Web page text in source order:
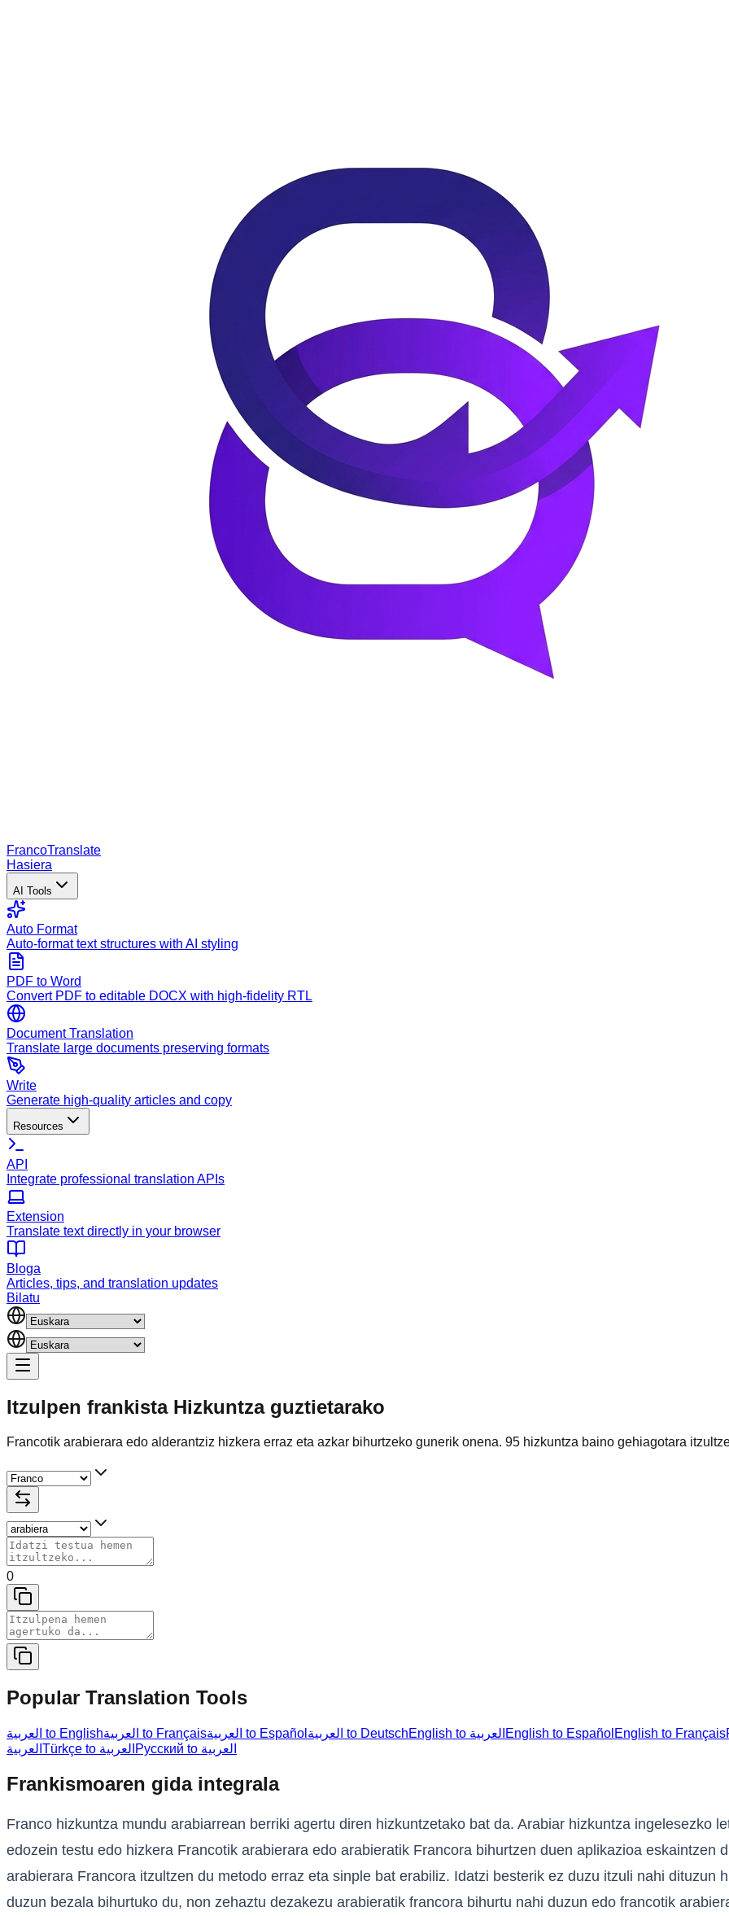
FrancoTranslate
Hasiera
AI Tools
Auto Format
Auto-format text structures with AI styling
PDF to Word
Convert PDF to editable DOCX with high-fidelity RTL
Document Translation
Translate large documents preserving formats
Write
Generate high-quality articles and copy
Resources
API
Integrate professional translation APIs
Extension
Translate text directly in your browser
Bloga
Articles, tips, and translation updates
Bilatu
Itzulpen frankista Hizkuntza guztietarako
Francotik arabierara edo alderantziz hizkera erraz eta azkar bihurtzeko gunerik onena. 95 hizkuntza baino gehiagotara
0
Popular Translation Tools
العربية to English العربية to Français العربية to Español العربية to Deutsch English to العربية English to Español English to Français
العربية
Türkçe to العربية Русский to العربية
Frankismoaren gida integrala
Franco hizkuntza mundu arabiarrean berriki agertu diren hizkuntzetako bat da. Arabiar hizkuntza ingelesezko
edozein testu edo hizkera Francotik arabierara edo arabieratik Francora bihurtzen duen aplikazioa eskaintzen
arabierara Francora itzultzen du metodo erraz eta sinple bat erabiliz. Idatzi besterik ez duzu itzuli nahi dituzun
duzun bezala bihurtuko du, non zehaztu dezakezu arabieratik francora bihurtu nahi duzun edo francotik